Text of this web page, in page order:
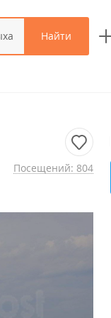
Найти
Посещений: 804